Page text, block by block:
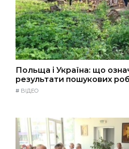
Польща і Україна: що
результати пошукових
# ВІДЕО